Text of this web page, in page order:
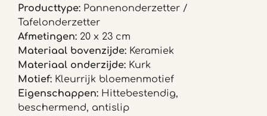
Producttype: Pannenonderzetter /
Tafelonderzetter
Afmetingen: 20 x 23 cm
Materiaal bovenzijde: Keramiek
Materiaal onderzijde: Kurk
Motief: Kleurrijk bloemenmotief
Eigenschappen: Hittebestendig,
beschermend, antislip